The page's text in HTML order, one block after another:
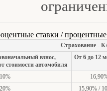
ставки /
Страхование -
взнос,
стоимости автомобиля
От 6 до 12
15,90% /